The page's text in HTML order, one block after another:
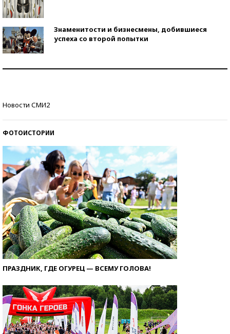
Знаменитости и бизнесмены, добившиеся
успеха со второй попытки
Новости СМИ2
ФОТОИСТОРИИ
ПРАЗДНИК, ГДЕ ОГУРЕЦ — ВСЕМУ ГОЛОВА!